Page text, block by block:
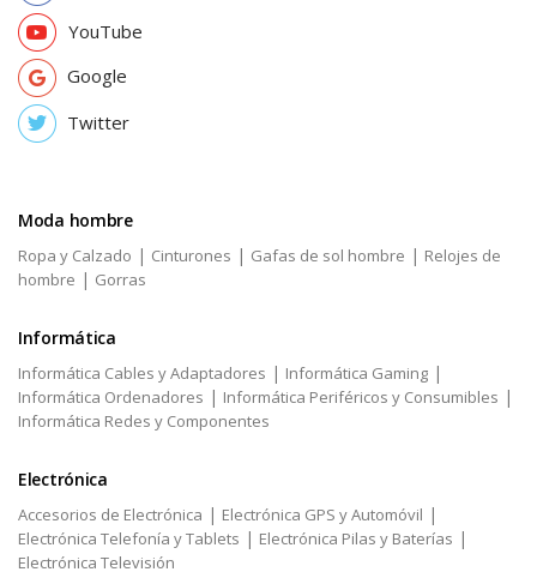
YouTube
Google
Twitter
Moda hombre
Ropa y Calzado | Cinturones | Gafas de sol hombre | Relojes de
hombre | Gorras
Informática
Informática Cables y Adaptadores | Informática Gaming |
Informática Ordenadores | Informática Periféricos y Consumibles |
Informática Redes y Componentes
Electrónica
Accesorios de Electrónica | Electrónica GPS y Automóvil |
Electrónica Telefonía y Tablets | Electrónica Pilas y Baterías |
Electrónica Televisión